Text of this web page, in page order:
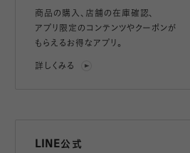
商品の購入、店舗の在庫確認、
アプリ限定のコンテンツやクーポンが
もらえるお得なアプリ。
詳しくみる
LINE公式